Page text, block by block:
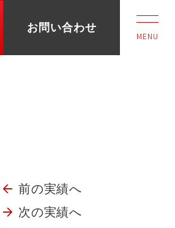
お問い合わせ
MENU
前の実績へ
次の実績へ